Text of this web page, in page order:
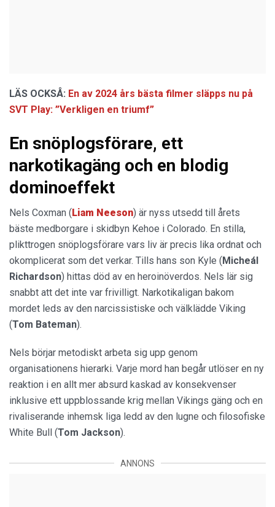
LÄS OCKSÅ: En av 2024 års bästa filmer släpps nu på
SVT Play: ”Verkligen en triumf”
En snöplogsförare, ett
narkotikagäng och en blodig
dominoeffekt
Nels Coxman (Liam Neeson) är nyss utsedd till årets
bäste medborgare i skidbyn Kehoe i Colorado. En stilla,
plikttrogen snöplogsförare vars liv är precis lika ordnat och
okomplicerat som det verkar. Tills hans son Kyle (Micheál
Richardson) hittas död av en heroinöverdos. Nels lär sig
snabbt att det inte var frivilligt. Narkotikaligan bakom
mordet leds av den narcissistiske och välklädde Viking
(Tom Bateman).
Nels börjar metodiskt arbeta sig upp genom
organisationens hierarki. Varje mord han begår utlöser en ny
reaktion i en allt mer absurd kaskad av konsekvenser
inklusive ett uppblossande krig mellan Vikings gäng och en
rivaliserande inhemsk liga ledd av den lugne och filosofiske
White Bull (Tom Jackson).
ANNONS